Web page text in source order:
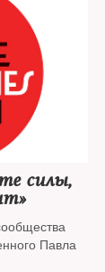
силы,
Павла